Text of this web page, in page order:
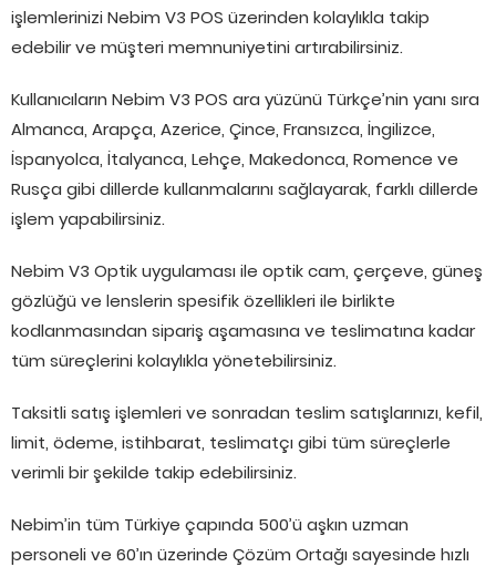
işlemlerinizi Nebim V3 POS üzerinden kolaylıkla takip
edebilir ve müşteri memnuniyetini artırabilirsiniz.
Kullanıcıların Nebim V3 POS ara yüzünü Türkçe’nin yanı sıra
Almanca, Arapça, Azerice, Çince, Fransızca, İngilizce,
İspanyolca, İtalyanca, Lehçe, Makedonca, Romence ve
Rusça gibi dillerde kullanmalarını sağlayarak, farklı dillerde
işlem yapabilirsiniz.
Nebim V3 Optik uygulaması ile optik cam, çerçeve, güneş
gözlüğü ve lenslerin spesifik özellikleri ile birlikte
kodlanmasından sipariş aşamasına ve teslimatına kadar
tüm süreçlerini kolaylıkla yönetebilirsiniz.
Taksitli satış işlemleri ve sonradan teslim satışlarınızı, kefil,
limit, ödeme, istihbarat, teslimatçı gibi tüm süreçlerle
verimli bir şekilde takip edebilirsiniz.
Nebim’in tüm Türkiye çapında 500’ü aşkın uzman
personeli ve 60’ın üzerinde Çözüm Ortağı sayesinde hızlı